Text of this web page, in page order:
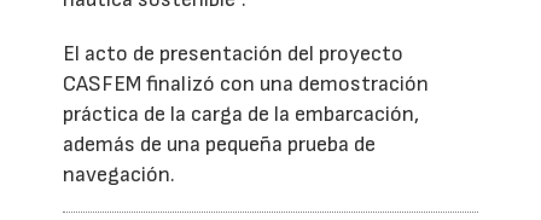
El acto de presentación del proyecto
CASFEM finalizó con una demostración
práctica de la carga de la embarcación,
además de una pequeña prueba de
navegación.